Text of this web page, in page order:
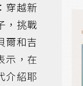
穿越新
，挑戰
爾和吉
示，在
介紹耶